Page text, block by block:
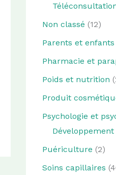
Non classé (12)
Parents et enfants
Pharmacie et
Poids et nutrition
Produit
Psychologie et
Puériculture (2)
Soins capillaires